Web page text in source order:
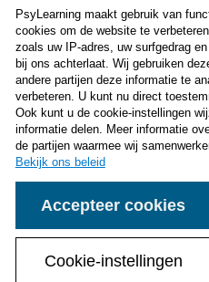
Privacy
Over PsyLearning
Contact
Copyright
PsyLearning maakt gebruik van
cookies om de website te
zoals uw IP-adres, uw surfgedrag
bij ons achterlaat. Wij gebruiken
andere partijen deze informatie te
verbeteren. U kunt nu direct
Ook kunt u de cookie-instellingen
informatie delen. Meer informatie
de partijen waarmee wij
Bekijk ons beleid
Accepteer cookies
Cookie-instellingen